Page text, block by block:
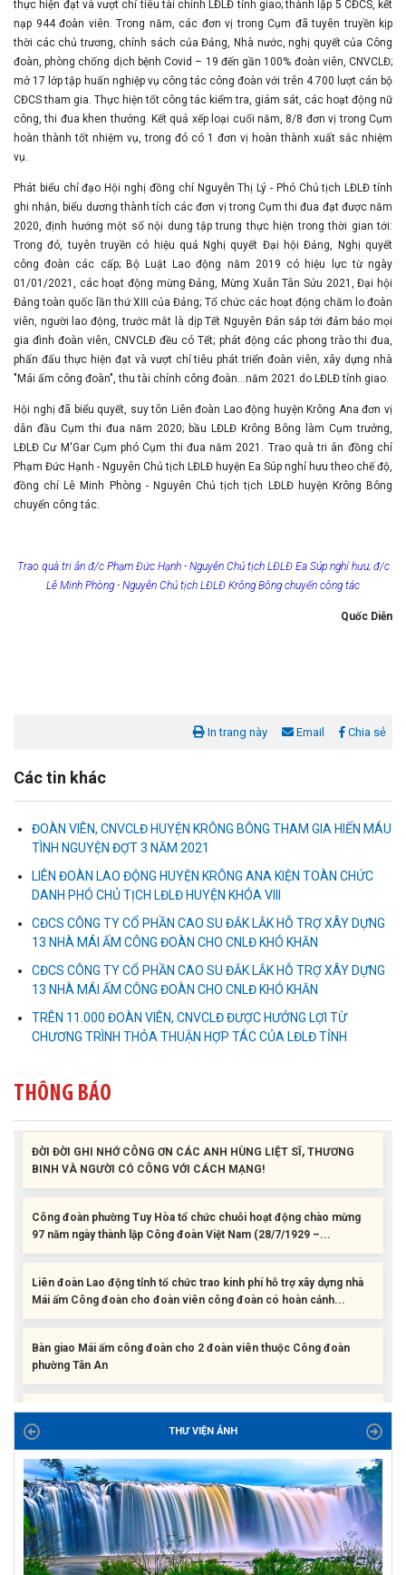
thực hiện đạt và vượt chỉ tiêu tài chính LĐLĐ tỉnh giao; thành lập 5 CĐCS, kết
nạp 944 đoàn viên. Trong năm, các đơn vị trong Cụm đã tuyên truyền kịp
thời các chủ trương, chính sách của Đảng, Nhà nước, nghị quyết của Công
đoàn, phòng chống dịch bệnh Covid – 19 đến gần 100% đoàn viên, CNVCLĐ;
mở 17 lớp tập huấn nghiệp vụ công tác công đoàn với trên 4.700 lượt cán bộ
CĐCS tham gia. Thực hiện tốt công tác kiểm tra, giám sát, các hoạt động nữ
công, thi đua khen thưởng. Kết quả xếp loại cuối năm, 8/8 đơn vị trong Cụm
hoàn thành tốt nhiệm vụ, trong đó có 1 đơn vị hoàn thành xuất sắc nhiệm
vụ.
Phát biểu chỉ đạo Hội nghị đồng chí Nguyễn Thị Lý - Phó Chủ tịch LĐLĐ tỉnh
ghi nhận, biểu dương thành tích các đơn vị trong Cụm thi đua đạt được năm
2020, định hướng một số nội dung tập trung thực hiện trong thời gian tới:
Trong đó, tuyên truyền có hiệu quả Nghị quyết Đại hội Đảng, Nghị quyết
công đoàn các cấp; Bộ Luật Lao động năm 2019 có hiệu lực từ ngày
01/01/2021, các hoạt động mừng Đảng, Mừng Xuân Tân Sửu 2021, Đại hội
Đảng toàn quốc lần thứ XIII của Đảng; Tổ chức các hoạt động chăm lo đoàn
viên, người lao động, trước mắt là dịp Tết Nguyên Đán sắp tới đảm bảo mọi
gia đình đoàn viên, CNVCLĐ đều có Tết; phát động các phong trào thi đua,
phấn đấu thực hiện đạt và vượt chỉ tiêu phát triển đoàn viên, xây dựng nhà
"Mái ấm công đoàn", thu tài chính công đoàn…năm 2021 do LĐLĐ tỉnh giao.
Hội nghị đã biểu quyết, suy tôn Liên đoàn Lao động huyện Krông Ana đơn vị
dẫn đầu Cụm thi đua năm 2020; bầu LĐLĐ Krông Bông làm Cụm trưởng,
LĐLĐ Cư M'Gar Cụm phó Cụm thi đua năm 2021. Trao quà tri ân đồng chí
Phạm Đức Hạnh - Nguyên Chủ tịch LĐLĐ huyện Ea Súp nghỉ hưu theo chế độ,
đồng chí Lê Minh Phòng - Nguyên Chủ tịch tịch LĐLĐ huyện Krông Bông
chuyển công tác.
Trao quà tri ân đ/c Phạm Đức Hạnh - Nguyên Chủ tịch LĐLĐ Ea Súp nghỉ hưu; đ/c
Lê Minh Phòng - Nguyên Chủ tịch LĐLĐ Krông Bông chuyển công tác
Quốc Diễn
In trang này Email Chia sẻ
Các tin khác
ĐOÀN VIÊN, CNVCLĐ HUYỆN KRÔNG BÔNG THAM GIA HIẾN MÁU
TÌNH NGUYỆN ĐỢT 3 NĂM 2021
LIÊN ĐOÀN LAO ĐỘNG HUYỆN KRÔNG ANA KIỆN TOÀN CHỨC
DANH PHÓ CHỦ TỊCH LĐLĐ HUYỆN KHÓA VIII
CĐCS CÔNG TY CỔ PHẦN CAO SU ĐẮK LẮK HỖ TRỢ XÂY DỰNG
13 NHÀ MÁI ẤM CÔNG ĐOÀN CHO CNLĐ KHÓ KHĂN
CĐCS CÔNG TY CỔ PHẦN CAO SU ĐẮK LẮK HỖ TRỢ XÂY DỰNG
13 NHÀ MÁI ẤM CÔNG ĐOÀN CHO CNLĐ KHÓ KHĂN
TRÊN 11.000 ĐOÀN VIÊN, CNVCLĐ ĐƯỢC HƯỞNG LỢI TỪ
CHƯƠNG TRÌNH THỎA THUẬN HỢP TÁC CỦA LĐLĐ TỈNH
THÔNG BÁO
Liên đoàn Lao động tỉnh tổ chức trao kinh phí hỗ trợ xây dựng nhà
Mái ấm Công đoàn cho đoàn viên công đoàn có hoàn cảnh...
Bàn giao Mái ấm công đoàn cho 2 đoàn viên thuộc Công đoàn
phường Tân An
cho con đoàn viên, người lao động khó khăn trước khai...
BINH VÀ NGƯỜI CÓ CÔNG VỚI CÁCH MẠNG!
97 năm ngày thành lập Công đoàn Việt Nam (28/7/1929 –...
Mái ấm Công đoàn cho đoàn viên công đoàn có hoàn cảnh...
phường Tân An
BINH VÀ NGƯỜI CÓ CÔNG VỚI CÁCH MẠNG!
Công đoàn phường Tuy Hòa tổ chức chuỗi hoạt động chào mừng
97 năm ngày thành lập Công đoàn Việt Nam (28/7/1929 –...
THƯ VIỆN ẢNH